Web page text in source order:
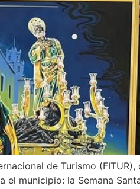
de Turismo (FITUR),
municipio: la Semana